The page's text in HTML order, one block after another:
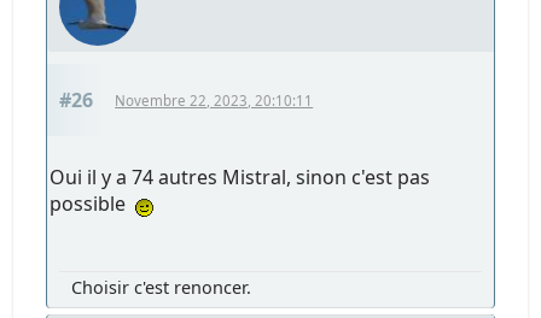
#26 Novembre 22, 2023, 20:10:11
Oui il y a 74 autres Mistral, sinon c'est pas
possible
Choisir c'est renoncer.